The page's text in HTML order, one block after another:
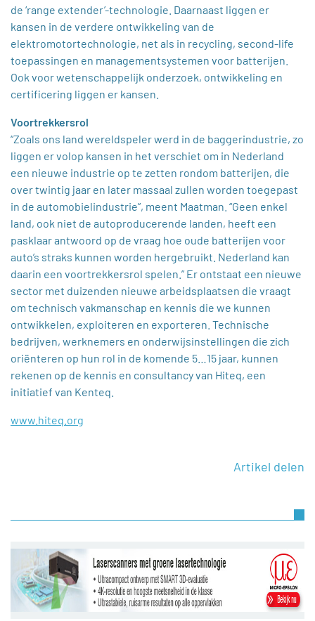
de ‘range extender’-technologie. Daarnaast liggen er
kansen in de verdere ontwikkeling van de
elektromotortechnologie, net als in recycling, second-life
toepassingen en managementsystemen voor batterijen.
Ook voor wetenschappelijk onderzoek, ontwikkeling en
certificering liggen er kansen.
Voortrekkersrol
“Zoals ons land wereldspeler werd in de baggerindustrie, zo
liggen er volop kansen in het verschiet om in Nederland
een nieuwe industrie op te zetten rondom batterijen, die
over twintig jaar en later massaal zullen worden toegepast
in de automobielindustrie”, meent Maatman. “Geen enkel
land, ook niet de autoproducerende landen, heeft een
pasklaar antwoord op de vraag hoe oude batterijen voor
auto’s straks kunnen worden hergebruikt. Nederland kan
daarin een voortrekkersrol spelen.” Er ontstaat een nieuwe
sector met duizenden nieuwe arbeidsplaatsen die vraagt
om technisch vakmanschap en kennis die we kunnen
ontwikkelen, exploiteren en exporteren. Technische
bedrijven, werknemers en onderwijsinstellingen die zich
oriënteren op hun rol in de komende 5…15 jaar, kunnen
rekenen op de kennis en consultancy van Hiteq, een
initiatief van Kenteq.
www.hiteq.org
Artikel delen